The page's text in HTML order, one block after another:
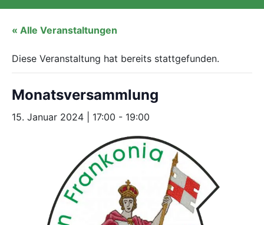
« Alle Veranstaltungen
Diese Veranstaltung hat bereits stattgefunden.
Monatsversammlung
15. Januar 2024 | 17:00 - 19:00